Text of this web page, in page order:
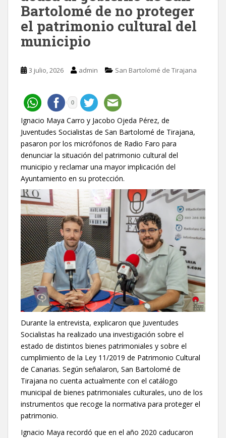
Bartolomé de no proteger
el patrimonio cultural del
municipio
3 julio, 2026 admin San Bartolomé de Tirajana
0
Ignacio Maya Carro y Jacobo Ojeda Pérez, de
Juventudes Socialistas de San Bartolomé de Tirajana,
pasaron por los micrófonos de Radio Faro para
denunciar la situación del patrimonio cultural del
municipio y reclamar una mayor implicación del
Ayuntamiento en su protección.
Durante la entrevista, explicaron que Juventudes
Socialistas ha realizado una investigación sobre el
estado de distintos bienes patrimoniales y sobre el
cumplimiento de la Ley 11/2019 de Patrimonio Cultural
de Canarias. Según señalaron, San Bartolomé de
Tirajana no cuenta actualmente con el catálogo
municipal de bienes patrimoniales culturales, uno de los
instrumentos que recoge la normativa para proteger el
patrimonio.
Ignacio Maya recordó que en el año 2020 caducaron